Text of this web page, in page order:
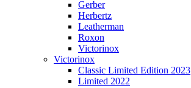
Gerber
Herbertz
Leatherman
Roxon
Victorinox
Victorinox
Classic Limited Edition 2023
Limited 2022